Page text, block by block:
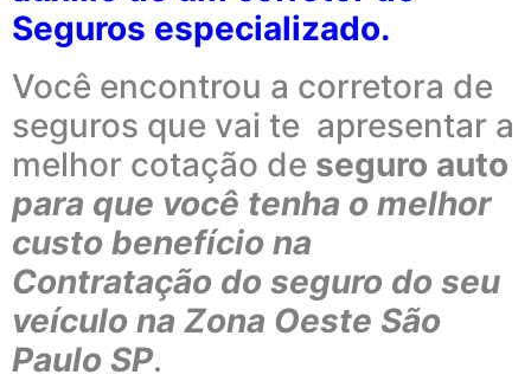
Seguros especializado.
Você encontrou a corretora de
seguros que vai te apresentar a
melhor cotação de seguro auto
para que você tenha o melhor
custo benefício na
Contratação do seguro do seu
veículo na Zona Oeste São
Paulo SP.